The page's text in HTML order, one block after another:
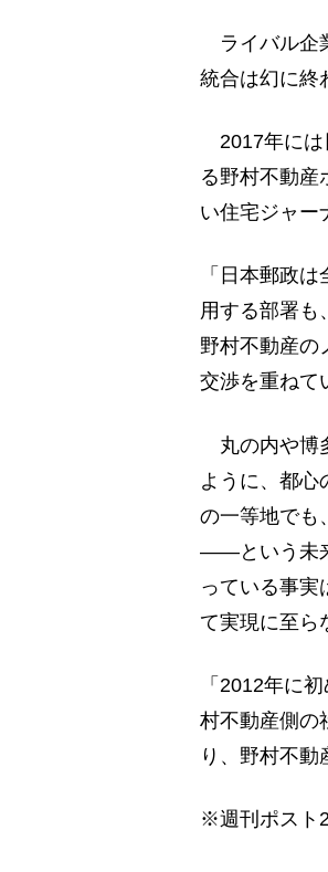
ライバル企
統合は幻に終
2017年には
る野村不動産
い住宅ジャー
「日本郵政
用する部署も
野村不動産の
交渉を重ねて
丸の内や博
ように、都心
の一等地でも
――という未
っている事実
て実現に至ら
「2012年に
村不動産側の
り、野村不動
※週刊ポスト